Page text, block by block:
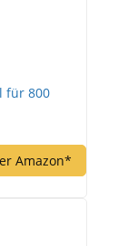
für 800
Amazon*